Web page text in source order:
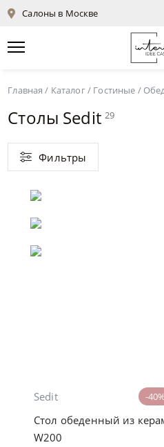
Салоны в Москве
Главная / Каталог/ Гостиные /
Столы Sedit 29
Фильтры
-40%
Sedit
Стол обеденный из
W200